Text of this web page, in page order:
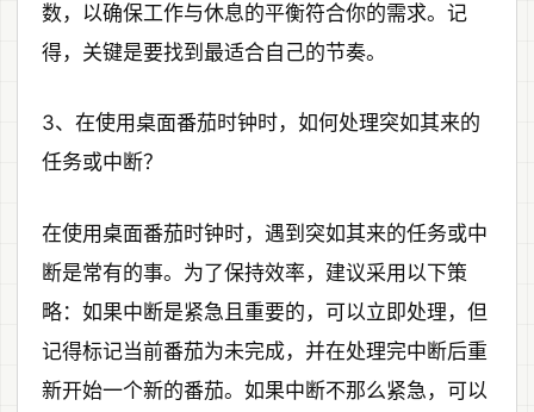
数，以确保工作与休息的平衡符合你的需求。记
得，关键是要找到最适合自己的节奏。
3、在使用桌面番茄时钟时，如何处理突如其来的
任务或中断？
在使用桌面番茄时钟时，遇到突如其来的任务或中
断是常有的事。为了保持效率，建议采用以下策
略：如果中断是紧急且重要的，可以立即处理，但
记得标记当前番茄为未完成，并在处理完中断后重
新开始一个新的番茄。如果中断不那么紧急，可以